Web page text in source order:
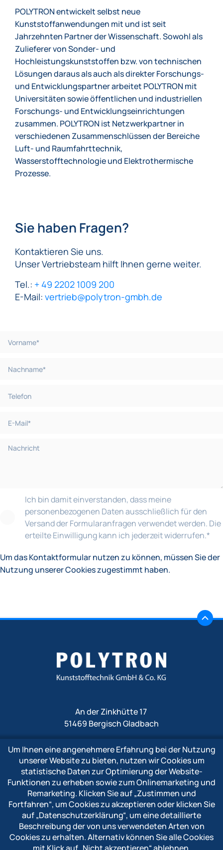
POLYTRON entwickelt selbst neue
Kunststoffanwendungen mit und ist seit
Jahrzehnten Partner der Wissenschaft. Sowohl als
Zulieferer von Sonder- und
Hochleistungskunststoffen bzw. von technischen
Lösungen daraus als auch als direkter Forschungs-
und Entwicklungspartner arbeitet POLYTRON mit
Universitäten sowie öffentlichen und industriellen
Forschungs- und Entwicklungseinrichtungen
zusammen. POLYTRON ist Netzwerkpartner in
verschiedenen Zusammenschlüssen der Bereiche
Luft- und Raumfahrttechnik,
Wasserstofftechnologie und Elektrothermische
Prozesse.
Sie haben Fragen?
Kontaktieren Sie uns.
Unser Vertriebsteam hilft Ihnen gerne weiter.
Tel.: + 49 2202 1009 200
E-Mail: vertrieb@polytron-gmbh.de
Ich bin damit einverstanden, dass meine
personenbezogenen Daten ausschließlich für den
Versand der Formularanfragen verwendet werden. Die
erteilte Einwilligung kann ich jederzeit widerrufen.*
Um das Kontaktformular nutzen zu können, müssen Sie der
Nutzung unserer Cookies zugestimmt haben.
An der Zinkhütte 17
51469 Bergisch Gladbach
Fon+49 2202 1009 0
Fax +49 2202 1009 333
Mailinfo@polytron-gmbh.de
www.polytron-gmbh.de
» Datenschutzerklärung
» Impressum
Um Ihnen eine angenehmere Erfahrung bei der Nutzung
unserer Website zu bieten, nutzen wir Cookies um
statistische Daten zur Optimierung der Website-
Funktionen zu erheben sowie zum Onlinemarketing und
Remarketing. Klicken Sie auf„Zustimmen und
Fortfahren“, um Cookies zu akzeptieren oder klicken Sie
auf„Datenschutzerklärung“, um eine detaillierte
Beschreibung der von uns verwendeten Arten von
Cookies zu erhalten. Alternativ können Sie alle Cookies